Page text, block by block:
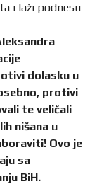
i laži podnesu
dolasku u
protivi
te veličali
nišana u
Ovo je
sa
BiH.